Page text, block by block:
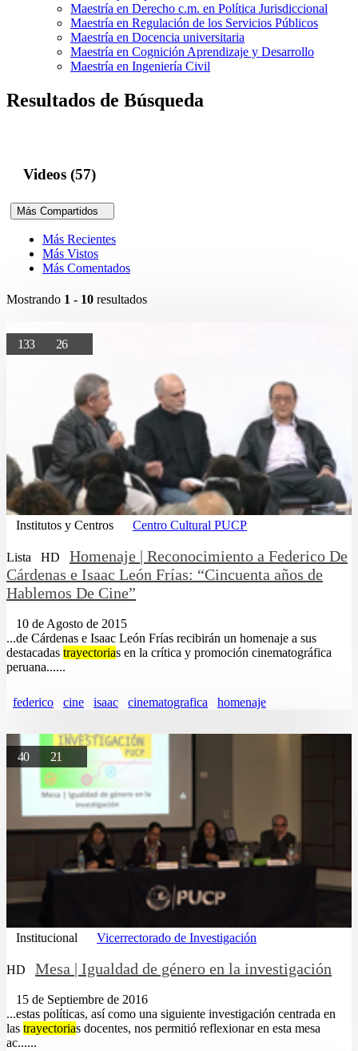
Maestría en Derecho c.m. en Política Jurisdiccional
Maestría en Regulación de los Servicios Públicos
Maestría en Docencia universitaria
Maestría en Cognición Aprendizaje y Desarrollo
Maestría en Ingeniería Civil
Resultados de Búsqueda
Videos (57)
Más Compartidos
Más Recientes
Más Vistos
Más Comentados
Mostrando 1 - 10 resultados
133 26
Institutos y Centros Centro Cultural PUCP
Lista HD
Homenaje | Reconocimiento a Federico De
Cárdenas e Isaac León Frías: “Cincuenta años de
Hablemos De Cine”
10 de Agosto de 2015
...de Cárdenas e Isaac León Frías recibirán un homenaje a sus
destacadas trayectorias en la crítica y promoción cinematográfica
peruana......
federico cine isaac cinematografica homenaje
40 21
Institucional Vicerrectorado de Investigación
HD Mesa | Igualdad de género en la investigación
15 de Septiembre de 2016
...estas políticas, así como una siguiente investigación centrada en
las trayectorias docentes, nos permitió reflexionar en esta mesa
ac......